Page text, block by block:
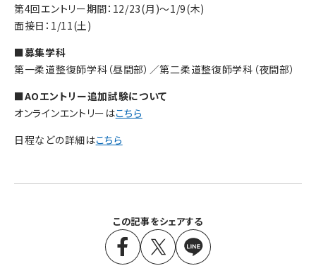
この記事をシェアする
第4回エントリー期間：12/23(月)～1/9(木)
面接日：1/11(土)
■募集学科
第一柔道整復師学科（昼間部）／第二柔道整復師学科（夜間部）
■AOエントリー追加試験について
オンラインエントリーはこちら
日程などの詳細はこちら